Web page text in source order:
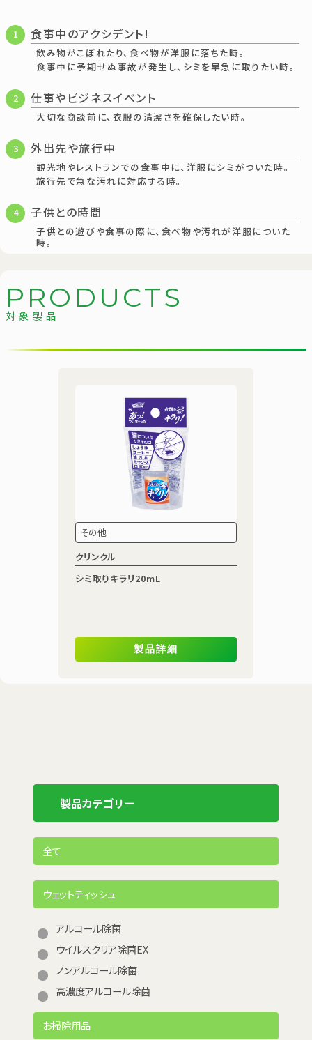
製品カテゴリー
全て
ウェットティッシュ
アルコール除菌
ウイルスクリア除菌EX
ノンアルコール除菌
高濃度アルコール除菌
お掃除用品
1 食事中のアクシデント!
飲み物がこぼれたり、食べ物が洋服に落ちた時。
食事中に予期せぬ事故が発生し、シミを早急に取りたい時。
2 仕事やビジネスイベント
大切な商談前に、衣服の清潔さを確保したい時。
3 外出先や旅行中
観光地やレストランでの食事中に、洋服にシミがついた時。
旅行先で急な汚れに対応する時。
4 子供との時間
子供との遊びや食事の際に、食べ物や汚れが洋服についた
時。
P RO D U CTS
対象製品
その他
クリンクル
シミ取りキラリ20mL
製品詳細